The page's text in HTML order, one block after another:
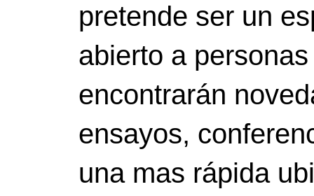
pretende ser un
abierto a
encontrarán
ensayos,
una mas rápida